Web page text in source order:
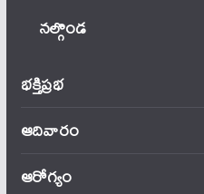
నల్గొండ
భక్తిప్రభ
ఆదివారం
ఆరోగ్యం